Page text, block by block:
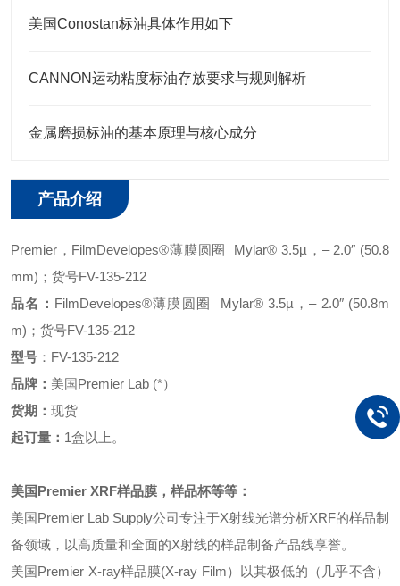
美国Conostan标油具体作用如下
CANNON运动粘度标油存放要求与规则解析
金属磨损标油的基本原理与核心成分
产品介绍
Premier ， FilmDevelopes®薄膜圆圈 Mylar® 3.5µ， – 2.0″ (50.8
mm) ； 货号FV-135-212
品名： FilmDevelopes®薄膜圆圈 Mylar® 3.5µ，– 2.0″ (50.8m
m) ； 货号FV-135-212
型号 ： FV-135-212
品牌： 美国Premier Lab (*）
货期： 现货
起订量： 1盒以上。
美国Premier XRF样品膜 ， 样品杯等等 ：
美国Premier Lab Supply公司专注于X射线光谱分析XRF的样品制
备领域，以高质量和全面的X射线的样品制备产品线享誉。
美国Premier X-ray样品膜(X-ray Film）以其极低的（几乎不含）